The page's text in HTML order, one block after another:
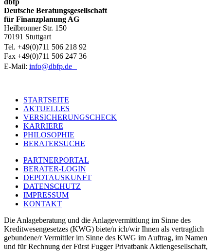
dbfp
Deutsche Beratungsgesellschaft
für Finanzplanung AG
Heilbronner Str. 150
70191 Stuttgart
Tel. +49(0)711 506 218 92
Fax +49(0)711 506 247 36
E-Mail: info@dbfp.de
Footer
one
STARTSEITE
AKTUELLES
VERSICHERUNGSCHECK
KARRIERE
PHILOSOPHIE
BERATERSUCHE
Footer
two
PARTNERPORTAL
BERATER-LOGIN
DEPOTAUSKUNFT
DATENSCHUTZ
IMPRESSUM
KONTAKT
Die Anlageberatung und die Anlagevermittlung im Sinne des
Kreditwesengesetzes (KWG) biete/n ich/wir Ihnen als vertraglich
gebundene/r Vermittler im Sinne des KWG im Auftrag, im Namen
und für Rechnung der Fürst Fugger Privatbank Aktiengesellschaft,